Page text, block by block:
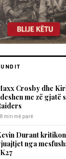
Crosby dhe
me zë gjatë
min më parë
Durant
nga